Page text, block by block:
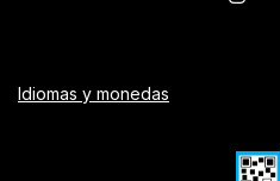
Idiomas y monedas